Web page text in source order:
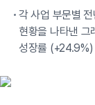
각 사업 부문별
현황을 나타낸 그
성장률 (+24.9%)